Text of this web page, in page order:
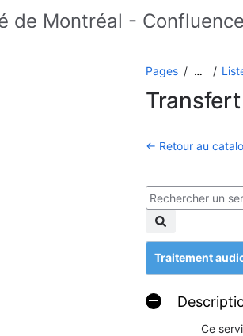
Pages …
← Retour au
Traitement
Ce